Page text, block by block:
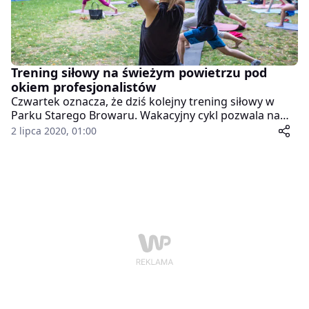
Trening siłowy na świeżym powietrzu pod
okiem profesjonalistów
Czwartek oznacza, że dziś kolejny trening siłowy w
Parku Starego Browaru. Wakacyjny cykl pozwala na
skorzystanie z bezpłatnych zajęć pod okiem
2 lipca 2020, 01:00